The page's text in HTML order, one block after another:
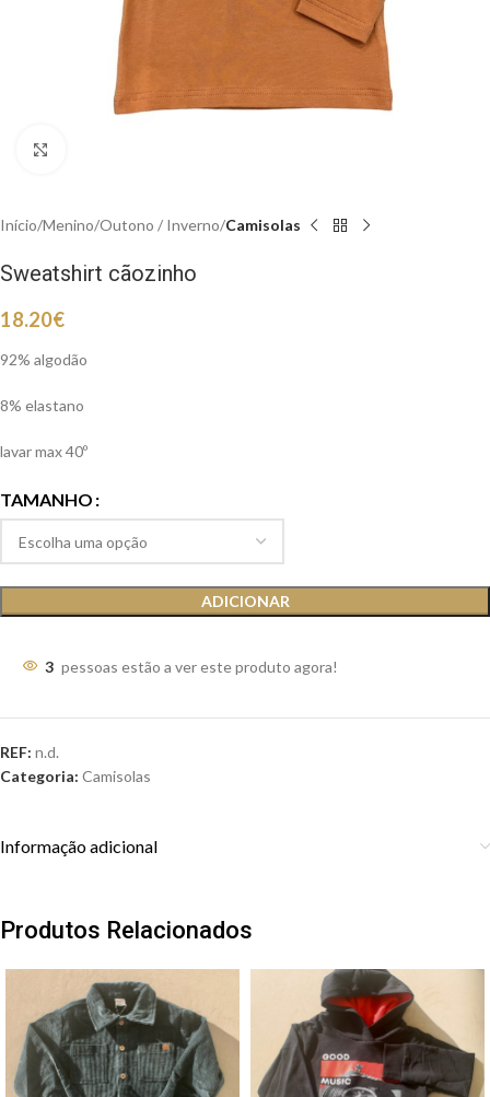
Início Menino Outono / Inverno Camisolas
Sweatshirt cãozinho
18.20€
92% algodão
8% elastano
lavar max 40º
TAMANHO
ADICIONAR
3 pessoas estão a ver este produto agora!
REF: n.d.
Categoria: Camisolas
Informação adicional
Produtos Relacionados